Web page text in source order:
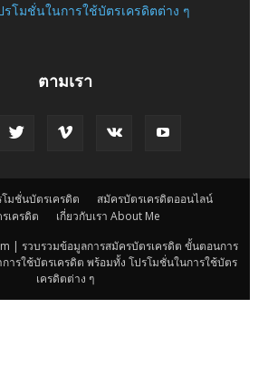
รโมชั่นในการใช้บัตรเครดิตต่าง ๆ
ตามเรา
มชั่นบัตรเครดิต
สมัครบัตรเครดิตออนไลน์
เครดิต
เกี่ยวกับเรา About Me
| รวบรวมข้อมูลการสมัครบัตรเครดิต ขั้นตอนการ
ารใช้บัตรเครดิต พร้อมทั้ง โปรโมชั่นในการใช้บัตร
เครดิตต่าง ๆ